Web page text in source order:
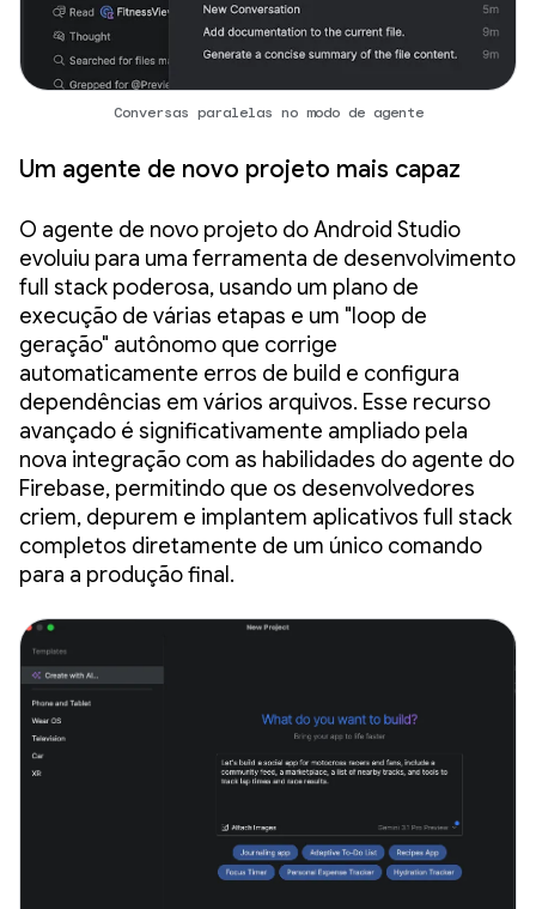
Conversas paralelas no modo de agente
Um agente de novo projeto mais capaz
O agente de novo projeto do Android Studio
evoluiu para uma ferramenta de desenvolvimento
full stack poderosa, usando um plano de
execução de várias etapas e um "loop de
geração" autônomo que corrige
automaticamente erros de build e configura
dependências em vários arquivos. Esse recurso
avançado é significativamente ampliado pela
nova integração com as habilidades do agente do
Firebase, permitindo que os desenvolvedores
criem, depurem e implantem aplicativos full stack
completos diretamente de um único comando
para a produção final.